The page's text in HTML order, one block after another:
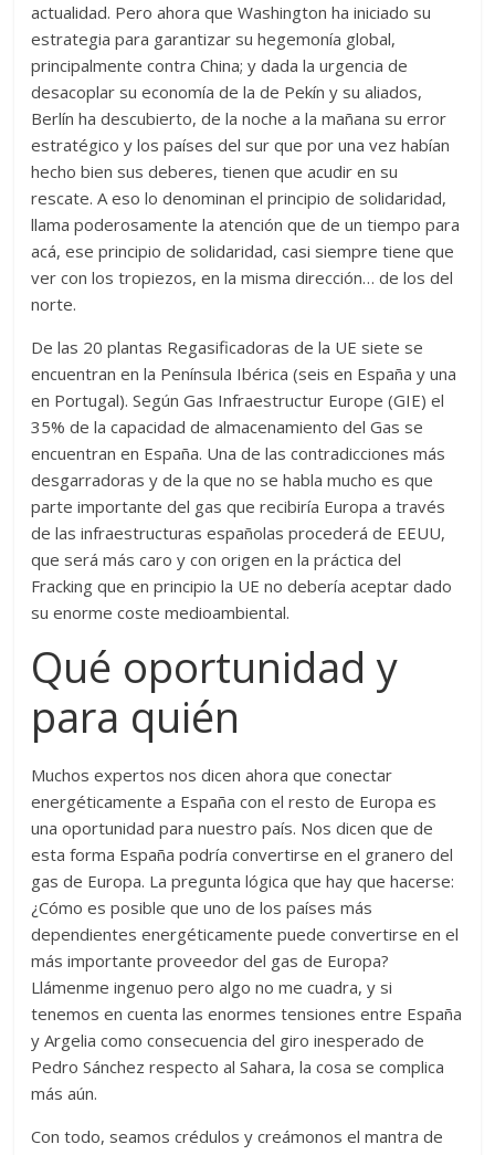
actualidad. Pero ahora que Washington ha iniciado su
estrategia para garantizar su hegemonía global,
principalmente contra China; y dada la urgencia de
desacoplar su economía de la de Pekín y su aliados,
Berlín ha descubierto, de la noche a la mañana su error
estratégico y los países del sur que por una vez habían
hecho bien sus deberes, tienen que acudir en su
rescate. A eso lo denominan el principio de solidaridad,
llama poderosamente la atención que de un tiempo para
acá, ese principio de solidaridad, casi siempre tiene que
ver con los tropiezos, en la misma dirección… de los del
norte.
De las 20 plantas Regasificadoras de la UE siete se
encuentran en la Península Ibérica (seis en España y una
en Portugal). Según Gas Infraestructur Europe (GIE) el
35% de la capacidad de almacenamiento del Gas se
encuentran en España. Una de las contradicciones más
desgarradoras y de la que no se habla mucho es que
parte importante del gas que recibiría Europa a través
de las infraestructuras españolas procederá de EEUU,
que será más caro y con origen en la práctica del
Fracking que en principio la UE no debería aceptar dado
su enorme coste medioambiental.
Qué oportunidad y
para quién
Muchos expertos nos dicen ahora que conectar
energéticamente a España con el resto de Europa es
una oportunidad para nuestro país. Nos dicen que de
esta forma España podría convertirse en el granero del
gas de Europa. La pregunta lógica que hay que hacerse:
¿Cómo es posible que uno de los países más
dependientes energéticamente puede convertirse en el
más importante proveedor del gas de Europa?
Llámenme ingenuo pero algo no me cuadra, y si
tenemos en cuenta las enormes tensiones entre España
y Argelia como consecuencia del giro inesperado de
Pedro Sánchez respecto al Sahara, la cosa se complica
más aún.
Con todo, seamos crédulos y creámonos el mantra de